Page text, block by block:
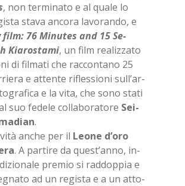
, non ter­mi­na­to e al qua­le lo
sta­va an­co­ra la­vo­ran­do, e
film: 76 Mi­nu­tes and 15 Se­
Kia­ro­sta­mi, un film rea­liz­za­to
di fil­ma­ti che rac­con­ta­no 25
e at­ten­te ri­fles­sio­ni sul­l’ar­
e la vita, che sono sta­ti
suo fe­de­le col­la­bo­ra­to­re Sei­
.
an­che per il Leo­ne d’o­ro
. A par­ti­re da que­st’an­no, in­
pre­mio si rad­dop­pia e
ad un re­gi­sta e a un at­to­